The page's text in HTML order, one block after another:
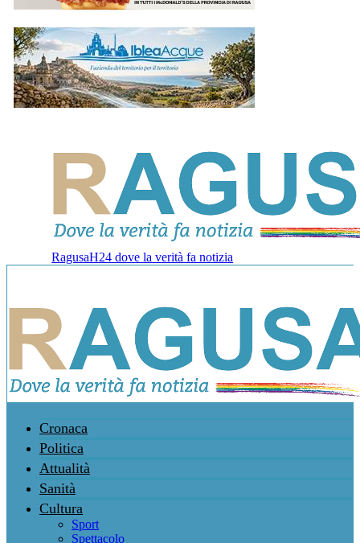
RagusaH24 dove la verità fa notizia
Cronaca
Politica
Attualità
Sanità
Cultura
Sport
Spettacolo